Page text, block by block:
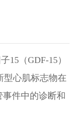
15 （GDF-15）
型心肌标志物在
件中的诊断和